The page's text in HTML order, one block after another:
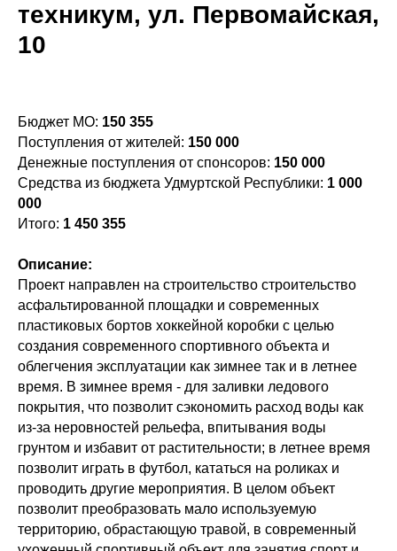
техникум, ул. Первомайская,
10
Бюджет МО: 150 355
Поступления от жителей: 150 000
Денежные поступления от спонсоров: 150 000
Средства из бюджета Удмуртской Республики: 1 000
000
Итого: 1 450 355
Описание:
Проект направлен на строительство строительство
асфальтированной площадки и современных
пластиковых бортов хоккейной коробки с целью
создания современного спортивного объекта и
облегчения эксплуатации как зимнее так и в летнее
время. В зимнее время - для заливки ледового
покрытия, что позволит сэкономить расход воды как
из-за неровностей рельефа, впитывания воды
грунтом и избавит от растительности; в летнее время
позволит играть в футбол, кататься на роликах и
проводить другие мероприятия. В целом объект
позволит преобразовать мало используемую
территорию, обрастающую травой, в современный